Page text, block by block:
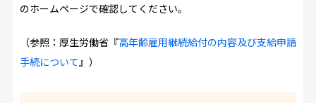
のホームページで確認してください。
（参照：厚生労働省『高年齢雇用継続給付の内容及び支給申請
手続について 』）